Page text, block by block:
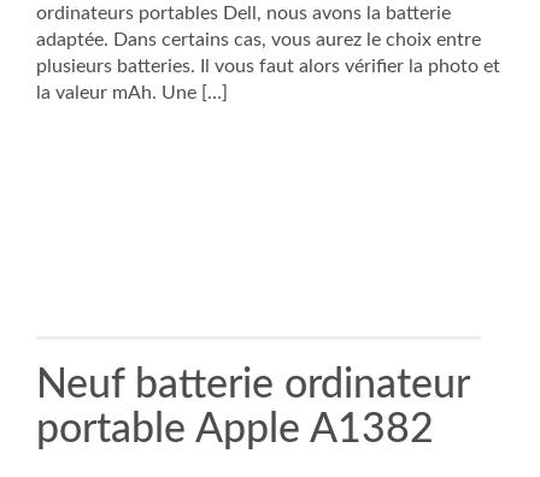
ordinateurs portables Dell, nous avons la batterie
adaptée. Dans certains cas, vous aurez le choix entre
plusieurs batteries. Il vous faut alors vérifier la photo et
la valeur mAh. Une […]
Neuf batterie ordinateur
portable Apple A1382